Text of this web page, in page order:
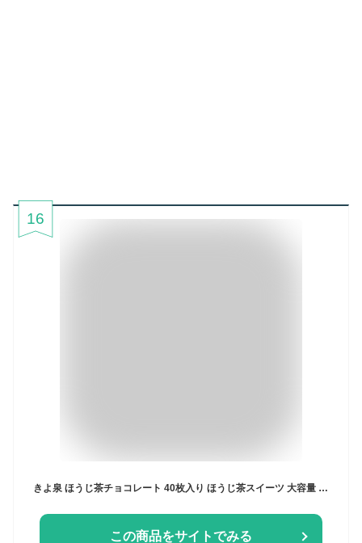
16
きよ泉 ほうじ茶チョコレート 40枚入り ほうじ茶スイーツ 大容量 詰め合わせセット 板チョコ チョコレートギフト 京都 個包装
この商品をサイトでみる